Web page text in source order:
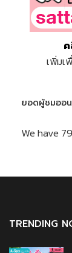
เพิ่มเ
ยอดผู้ชมออน
We have
TRENDING